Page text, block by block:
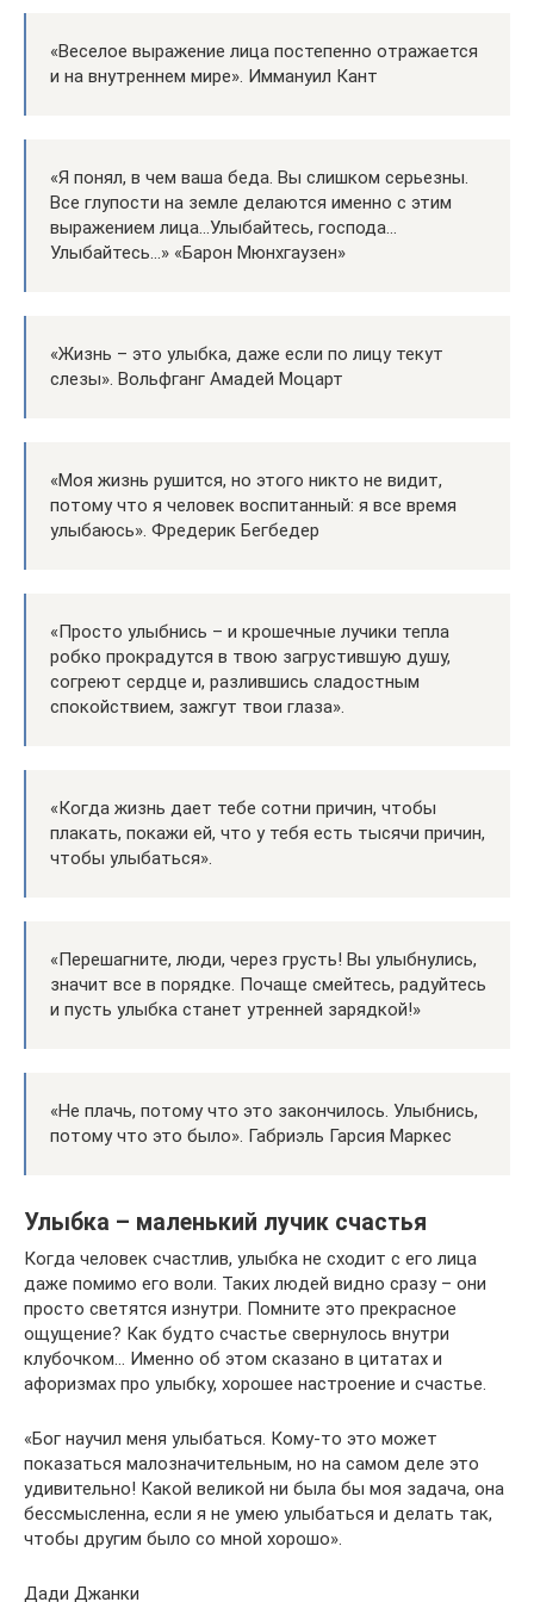
«Веселое выражение лица постепенно отражается
и на внутреннем мире». Иммануил Кант
«Я понял, в чем ваша беда. Вы слишком серьезны.
Все глупости на земле делаются именно с этим
выражением лица…Улыбайтесь, господа…
Улыбайтесь…» «Барон Мюнхгаузен»
«Жизнь – это улыбка, даже если по лицу текут
слезы». Вольфганг Амадей Моцарт
«Моя жизнь рушится, но этого никто не видит,
потому что я человек воспитанный: я все время
улыбаюсь». Фредерик Бегбедер
«Просто улыбнись – и крошечные лучики тепла
робко прокрадутся в твою загрустившую душу,
согреют сердце и, разлившись сладостным
спокойствием, зажгут твои глаза».
«Когда жизнь дает тебе сотни причин, чтобы
плакать, покажи ей, что у тебя есть тысячи причин,
чтобы улыбаться».
«Перешагните, люди, через грусть! Вы улыбнулись,
значит все в порядке. Почаще смейтесь, радуйтесь
и пусть улыбка станет утренней зарядкой!»
«Не плачь, потому что это закончилось. Улыбнись,
потому что это было». Габриэль Гарсия Маркес
Улыбка – маленький лучик счастья
Когда человек счастлив, улыбка не сходит с его лица
даже помимо его воли. Таких людей видно сразу – они
просто светятся изнутри. Помните это прекрасное
ощущение? Как будто счастье свернулось внутри
клубочком… Именно об этом сказано в цитатах и
афоризмах про улыбку, хорошее настроение и счастье.
«Бог научил меня улыбаться. Кому-то это может
показаться малозначительным, но на самом деле это
удивительно! Какой великой ни была бы моя задача, она
бессмысленна, если я не умею улыбаться и делать так,
чтобы другим было со мной хорошо».
Дади Джанки